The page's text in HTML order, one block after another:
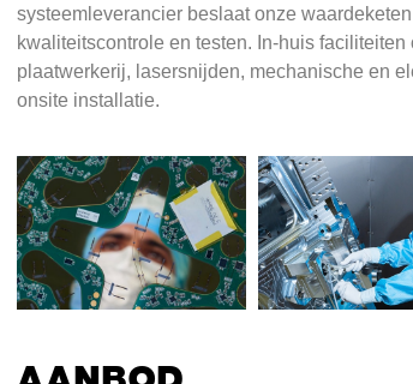
systeemleverancier beslaat onze
kwaliteitscontrole en testen. In-huis
plaatwerkerij, lasersnijden, mechanische en
onsite installatie.